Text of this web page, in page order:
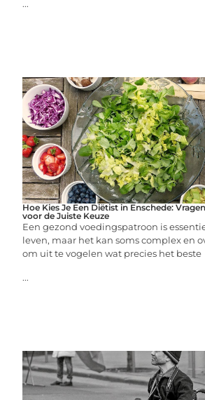
...
Hoe Kies Je Een Diëtist in Enschede:
voor de Juiste Keuze
Een gezond voedingspatroon is
leven, maar het kan soms complex en
om uit te vogelen wat precies het beste
...